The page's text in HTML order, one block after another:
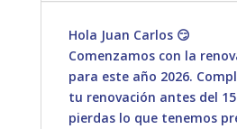
Hola Juan Carlos 😏
Comenzamos con la
para este año 2026.
tu renovación antes del
pierdas lo que tenemos